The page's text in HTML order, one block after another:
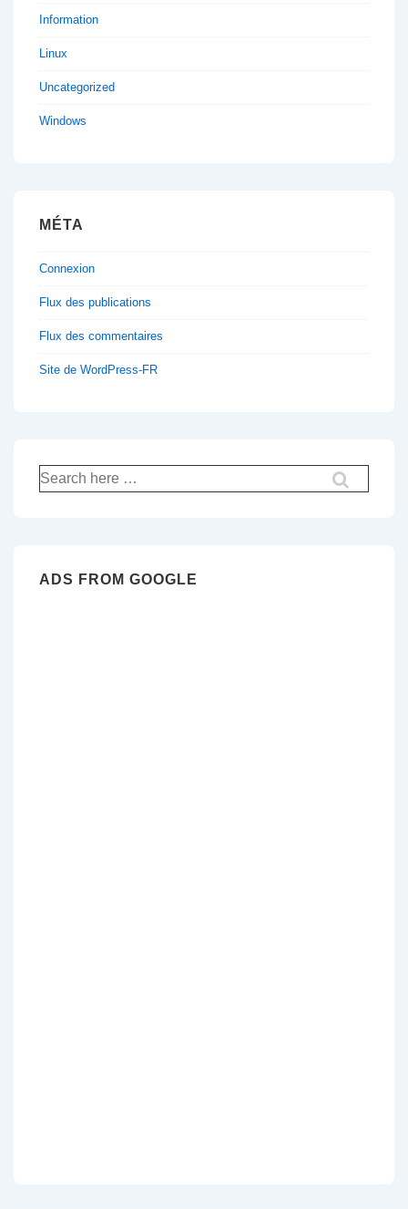
Information
Linux
Uncategorized
Windows
MÉTA
Connexion
Flux des publications
Flux des commentaires
Site de WordPress-FR
Recherche
pour:
ADS FROM GOOGLE